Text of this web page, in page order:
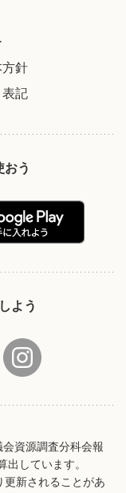
針
記
う
よう
資源調査分科会報
しています。
更新されることがあ